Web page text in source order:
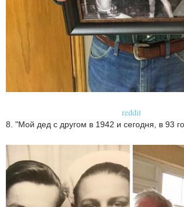
reddit
8. "Мой дед с другом в 1942 и сегодня, в 93